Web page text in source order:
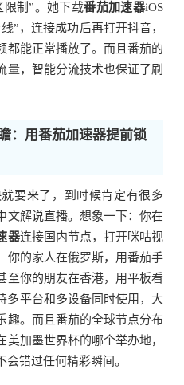
限制”。她下载番茄加速器iOS
”，连接成功后再打开抖音，
都能正常播放了。而且番茄的
量，智能分流技术也保证了刷
：用番茄加速器提前锁
要来了，到时候肯定有很多
文解说直播。想象一下：你在
器连接国内节点，打开咪咕视
你的家人在俄罗斯，用番茄手
至你的朋友在香港，用平板看
平台和多设备同时使用，大
趣。而且番茄的全球节点分布
加墨世界杯的哪个举办地，
错过任何精彩瞬间。